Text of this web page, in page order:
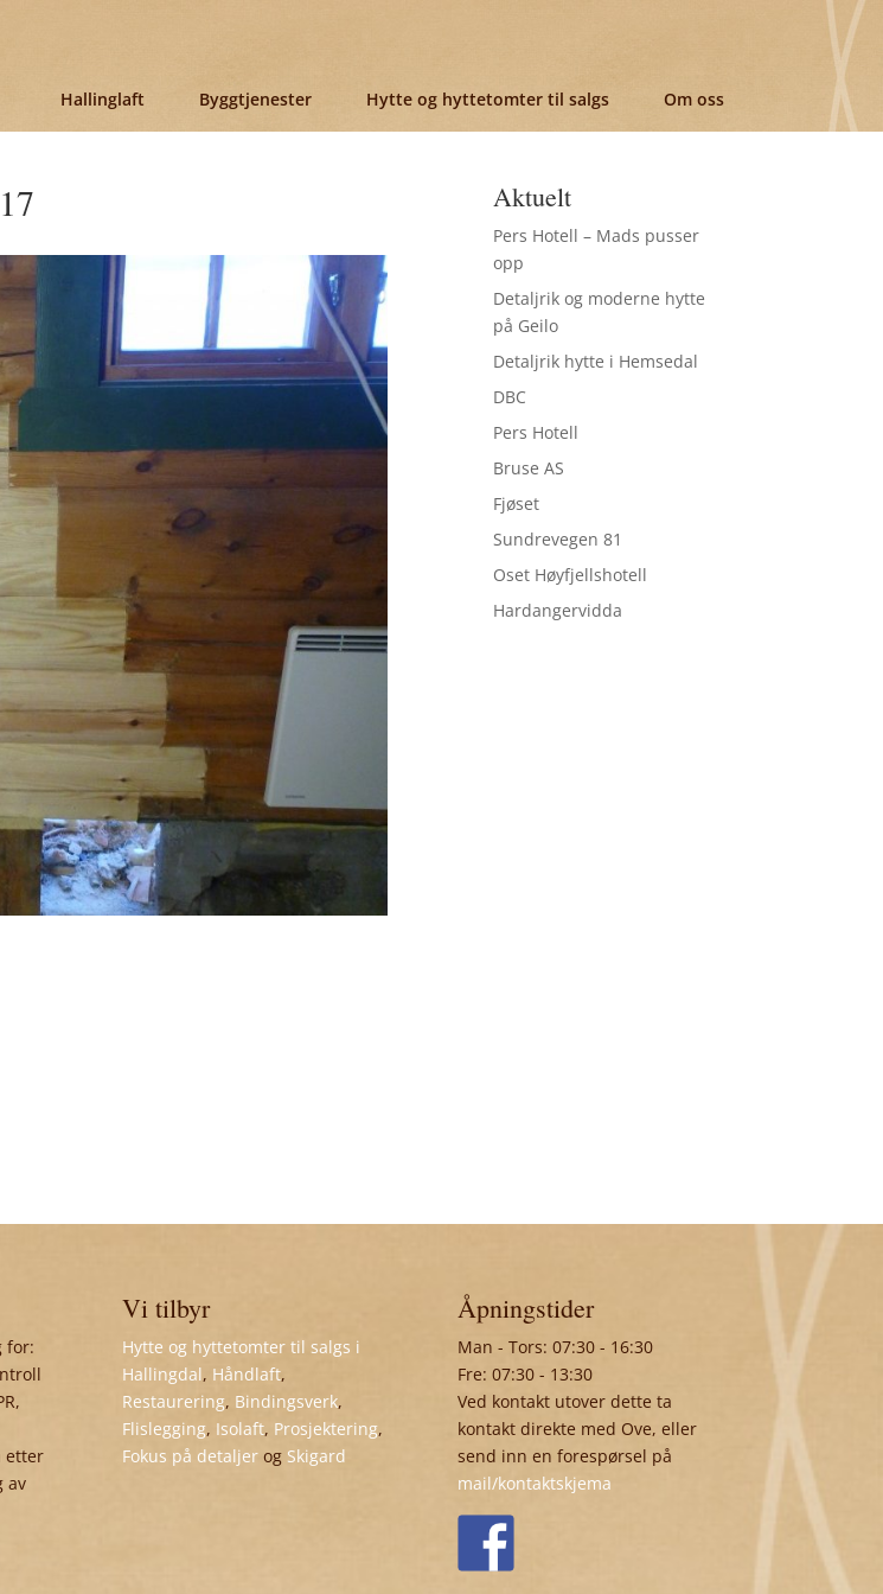
Hallinglaft Byggtjenester Hytte og hyttetomter til salgs Om oss
Aktuelt
Pers Hotell – Mads pusser
opp
Detaljrik og moderne hytte
på Geilo
Detaljrik hytte i Hemsedal
DBC
Pers Hotell
Bruse AS
Fjøset
Sundrevegen 81
Oset Høyfjellshotell
Hardangervidda
for:
etter
av
Vi tilbyr
Hytte og hyttetomter til salgs i
Hallingdal, Håndlaft,
Restaurering, Bindingsverk,
Flislegging, Isolaft, Prosjektering,
Fokus på detaljerog Skigard
Åpningstider
Man - Tors: 07:30 - 16:30
Fre: 07:30 - 13:30
Ved kontakt utover dette ta
kontakt direkte med Ove, eller
send inn en forespørsel på
mail/kontaktskjema